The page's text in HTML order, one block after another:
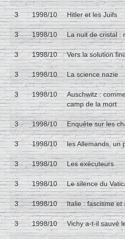
3 1998/10 Hitler et les Juifs
3 1998/10 La nuit de cristal :
3 1998/10 Vers la solution
3 1998/10 La science nazie
3 1998/10
Auschwitz :
camp de la mort
3 1998/10 Enquête sur les
3 1998/10 les Allemands, un
3 1998/10 Les exécuteurs
3 1998/10 Le silence du
3 1998/10 Italie : fascisme et
3 1998/10 Vichy a-t-il sauvé